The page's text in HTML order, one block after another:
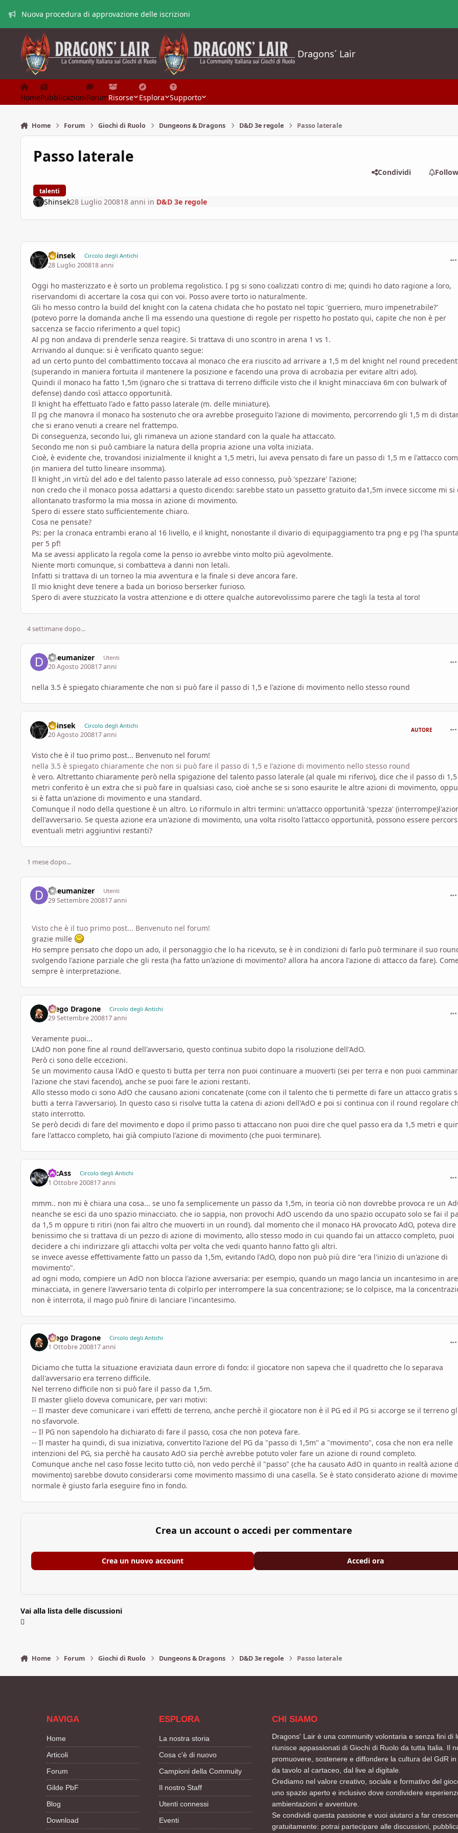
Nuova procedura di approvazione delle iscrizioni
Dragons´ Lair
HomePubblicazioniForumRisorse Esplora Supporto
Home Forum Giochi di Ruolo Dungeons & Dragons D&D 3e regole Passo laterale
Passo laterale
talenti
Condividi
Shinsek28 Luglio 200818 anni in D&D 3e regole
Shinsek Circolo degli Antichi
28 Luglio 200818 anni
Oggi ho masterizzato e è sorto un problema regolistico. I pg si sono coalizzati contro di me; quindi ho dato ragione a loro,
riservandomi di accertare la cosa qui con voi. Posso avere torto io naturalmente.
Gli ho messo contro la build del knight con la catena chidata che ho postato nel topic 'guerriero, muro impenetrabile?'
(potevo porre la domanda anche lì ma essendo una questione di regole per rispetto ho postato qui, capite che non è per
saccenza se faccio riferimento a quel topic)
Al pg non andava di prenderle senza reagire. Si trattava di uno scontro in arena 1 vs 1.
Arrivando al dunque: si è verificato quanto segue:
ad un certo punto del combattimento toccava al monaco che era riuscito ad arrivare a 1,5 m del knight nel round
(superando in maniera fortuita il mantenere la posizione e facendo una prova di acrobazia per evitare altri ado).
Quindi il monaco ha fatto 1,5m (ignaro che si trattava di terreno difficile visto che il knight minacciava 6m con bulwark of
defense) dando così attacco opportunità.
Il knight ha effettuato l'ado e fatto passo laterale (m. delle miniature).
Il pg che manovra il monaco ha sostenuto che ora avrebbe proseguito l'azione di movimento, percorrendo gli 1,5 m di
che si erano venuti a creare nel frattempo.
Di conseguenza, secondo lui, gli rimaneva un azione standard con la quale ha attaccato.
Secondo me non si può cambiare la natura della propria azione una volta iniziata.
Cioè, è evidente che, trovandosi inizialmente il knight a 1,5 metri, lui aveva pensato di fare un passo di 1,5 m e l'attacco
(in maniera del tutto lineare insomma).
Il knight ,in virtù del ado e del talento passo laterale ad esso connesso, può 'spezzare' l'azione;
non credo che il monaco possa adattarsi a questo dicendo: sarebbe stato un passetto gratuito da1,5m invece siccome mi si
allontanato trasformo la mia mossa in azione di movimento.
Spero di essere stato sufficientemente chiaro.
Cosa ne pensate?
Ps: per la cronaca entrambi erano al 16 livello, e il knight, nonostante il divario di equipaggiamento tra png e pg l'ha
per 5 pf!
Ma se avessi applicato la regola come la penso io avrebbe vinto molto più agevolmente.
Niente morti comunque, si combatteva a danni non letali.
Infatti si trattava di un torneo la mia avventura e la finale si deve ancora fare.
Il mio knight deve tenere a bada un borioso berserker furioso.
Spero di avere stuzzicato la vostra attenzione e di ottere qualche autorevolissimo parere che tagli la testa al toro!
4 settimane dopo...
dheumanizer Utenti
20 Agosto 200817 anni
nella 3.5 è spiegato chiaramente che non si può fare il passo di 1,5 e l'azione di movimento nello stesso round
Shinsek Circolo degli Antichi
20 Agosto 200817 anni
AUTORE
Visto che è il tuo primo post... Benvenuto nel forum!
nella 3.5 è spiegato chiaramente che non si può fare il passo di 1,5 e l'azione di movimento nello stesso round
è vero. Altrettanto chiaramente però nella spigazione del talento passo laterale (al quale mi riferivo), dice che il passo di 1,5
metri conferito è un extra che si può fare in qualsiasi caso, cioè anche se si sono esaurite le altre azioni di movimento,
si è fatta un'azione di movimento e una standard.
Comunque il nodo della questione è un altro. Lo riformulo in altri termini: un'attacco opportunità 'spezza'
dell'avversario. Se questa azione era un'azione di movimento, una volta risolto l'attacco opportunità, possono essere
eventuali metri aggiuntivi restanti?
1 mese dopo...
dheumanizer Utenti
29 Settembre 200817 anni
Visto che è il tuo primo post... Benvenuto nel forum!
grazie mille
Ho sempre pensato che dopo un ado, il personaggio che lo ha ricevuto, se è in condizioni di farlo può terminare il suo
svolgendo l'azione parziale che gli resta (ha fatto un'azione di movimento? allora ha ancora l'azione di attacco da fare).
sempre è interpretazione.
Diego Dragone Circolo degli Antichi
29 Settembre 200817 anni
Veramente puoi...
L'AdO non pone fine al round dell'avversario, questo continua subito dopo la risoluzione dell'AdO.
Però ci sono delle eccezioni.
Se un movimento causa l'AdO e questo ti butta per terra non puoi continuare a muoverti (sei per terra e non puoi
l'azione che stavi facendo), anche se puoi fare le azioni restanti.
Allo stesso modo ci sono AdO che causano azioni concatenate (come con il talento che ti permette di fare un attacco gratis
butti a terra l'avversario). In questo caso si risolve tutta la catena di azioni dell'AdO e poi si continua con il round regolare
stato interrotto.
Se però decidi di fare del movimento e dopo il primo passo ti attaccano non puoi dire che quel passo era da 1,5 metri e
fare l'attacco completo, hai già compiuto l'azione di movimento (che puoi terminare).
JocAss Circolo degli Antichi
1 Ottobre 200817 anni
mmm.. non mi è chiara una cosa... se uno fa semplicemente un passo da 1,5m, in teoria ciò non dovrebbe provoca re un
neanche se esci da uno spazio minacciato. che io sappia, non provochi AdO uscendo da uno spazio occupato solo se fai il
da 1,5 m oppure ti ritiri (non fai altro che muoverti in un round). dal momento che il monaco HA provocato AdO, poteva dire
benissimo che si trattava di un pezzo di azione di movimento, allo stesso modo in cui quando fai un attacco completo, puoi
decidere a chi indirizzare gli attacchi volta per volta che vedi quanto hanno fatto gli altri.
se invece avesse effettivamente fatto un passo da 1,5m, evitando l'AdO, dopo non può più dire "era l'inizio di un'azione di
movimento".
ad ogni modo, compiere un AdO non blocca l'azione avversaria: per esempio, quando un mago lancia un incantesimo in
minacciata, in genere l'avversario tenta di colpirlo per interrompere la sua concentrazione; se lo colpisce, ma la
non è interrota, il mago può finire di lanciare l'incantesimo.
Diego Dragone Circolo degli Antichi
1 Ottobre 200817 anni
Diciamo che tutta la situazione eraviziata daun errore di fondo: il giocatore non sapeva che il quadretto che lo separava
dall'avversario era terreno difficile.
Nel terreno difficile non si può fare il passo da 1,5m.
Il master glielo doveva comunicare, per vari motivi:
-- Il master deve comunicare i vari effetti de terreno, anche perchè il giocatore non è il PG ed il PG si accorge se il terreno
no sfavorvole.
-- Il PG non sapendolo ha dichiarato di fare il passo, cosa che non poteva fare.
-- Il master ha quindi, di sua iniziativa, convertito l'azione del PG da "passo di 1,5m" a "movimento", cosa che non era nelle
intenzioni del PG, sia perchè ha causato AdO sia perchè avrebbe potuto voler fare un azione di round completo.
Comunque anche nel caso fosse lecito tutto ciò, non vedo perchè il "passo" (che ha causato AdO in quanto in realtà azione
movimento) sarebbe dovuto considerarsi come movimento massimo di una casella. Se è stato considerato azione di
normale è giusto farla eseguire fino in fondo.
Crea un account o accedi per commentare
Crea un nuovo account Accedi ora
Vai alla lista delle discussioni
Home Forum Giochi di Ruolo Dungeons & Dragons D&D 3e regole Passo laterale
NAVIGA
Home
Articoli
Forum
Gilde PbF
Blog
Download
ESPLORA
La nostra storia
Cosa c'è di nuovo
Campioni della Commuity
Il nostro Staff
Utenti connessi
Eventi
CHI SIAMO
Dragons' Lair è una community volontaria e senza fini di
riunisce appassionati di Giochi di Ruolo da tutta Italia. Il
promuovere, sostenere e diffondere la cultura del GdR
da tavolo al cartaceo, dal live al digitale.
Crediamo nel valore creativo, sociale e formativo del
uno spazio aperto e inclusivo dove condividere
ambientazioni e avventure.
Se condividi questa passione e vuoi aiutarci a far
gratuitamente: potrai partecipare alle discussioni,